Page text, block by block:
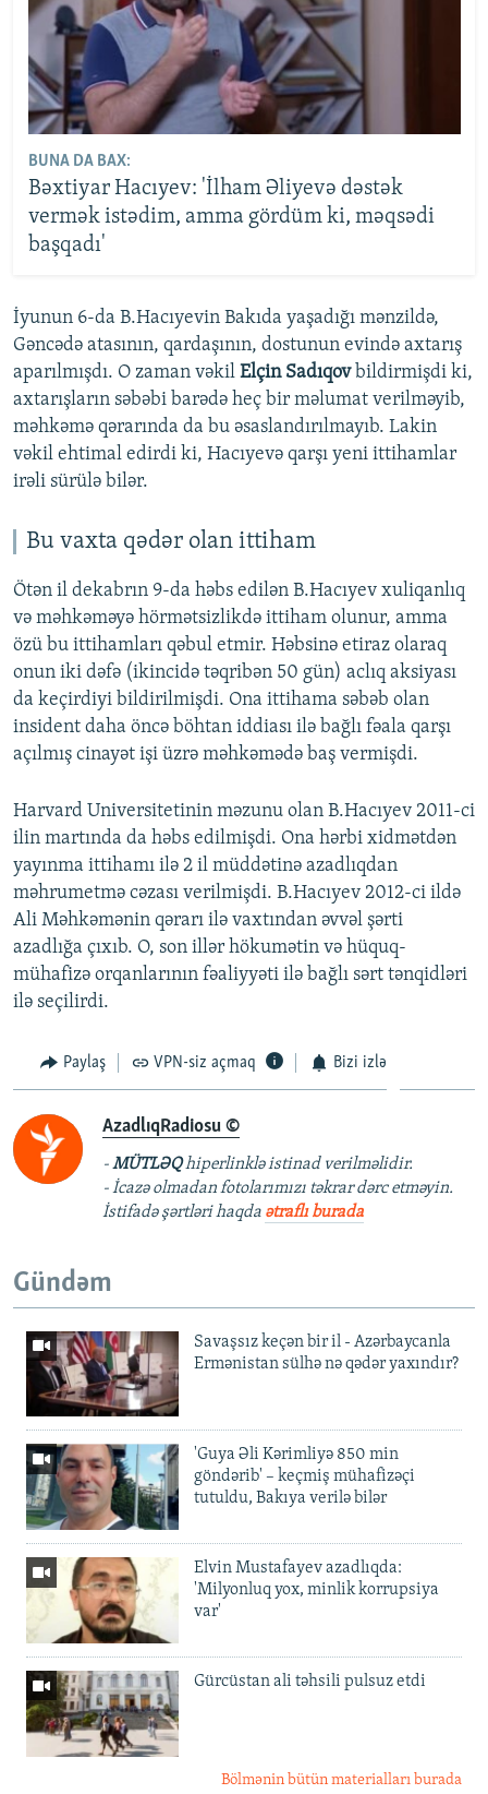
BUNA DA BAX:
Bəxtiyar Hacıyev: 'İlham Əliyevə dəstək
vermək istədim, amma gördüm ki, məqsədi
başqadı'
İyunun 6-da B.Hacıyevin Bakıda yaşadığı mənzildə,
Gəncədə atasının, qardaşının, dostunun evində axtarış
aparılmışdı. O zaman vəkil Elçin Sadıqov bildirmişdi ki,
axtarışların səbəbi barədə heç bir məlumat verilməyib,
məhkəmə qərarında da bu əsaslandırılmayıb. Lakin
vəkil ehtimal edirdi ki, Hacıyevə qarşı yeni ittihamlar
irəli sürülə bilər.
Bu vaxta qədər olan ittiham
Ötən il dekabrın 9-da həbs edilən B.Hacıyev xuliqanlıq
və məhkəməyə hörmətsizlikdə ittiham olunur, amma
özü bu ittihamları qəbul etmir. Həbsinə etiraz olaraq
onun iki dəfə (ikincidə təqribən 50 gün) aclıq aksiyası
da keçirdiyi bildirilmişdi. Ona ittihama səbəb olan
insident daha öncə böhtan iddiası ilə bağlı fəala qarşı
açılmış cinayət işi üzrə məhkəmədə baş vermişdi.
Harvard Universitetinin məzunu olan B.Hacıyev 2011-ci
ilin martında da həbs edilmişdi. Ona hərbi xidmətdən
yayınma ittihamı ilə 2 il müddətinə azadlıqdan
məhrumetmə cəzası verilmişdi. B.Hacıyev 2012-ci ildə
Ali Məhkəmənin qərarı ilə vaxtından əvvəl şərti
azadlığa çıxıb. O, son illər hökumətin və hüquq-
mühafizə orqanlarının fəaliyyəti ilə bağlı sərt tənqidləri
ilə seçilirdi.
Paylaş VPN-siz açmaq Bizi izlə
AzadlıqRadiosu ©
-MÜTLƏQhiperlinklə istinad verilməlidir.
- İcazə olmadan fotolarımızı təkrar dərc etməyin.
İstifadə şərtləri haqda ətraflı burada
Gündəm
Savaşsız keçən bir il - Azərbaycanla
Ermənistan sülhə nə qədər yaxındır?
'Guya Əli Kərimliyə 850 min
göndərib' – keçmiş mühafizəçi
tutuldu, Bakıya verilə bilər
Elvin Mustafayev azadlıqda:
'Milyonluq yox, minlik korrupsiya
var'
Gürcüstan ali təhsili pulsuz etdi
Bölmənin bütün materialları burada